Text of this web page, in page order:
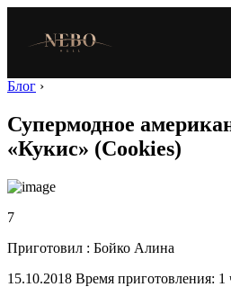
Блог ›
Супермодное
«Кукис» (Cookies)
7
Приготовил : Бойко Алина
15.10.2018 Время приготовления: 1